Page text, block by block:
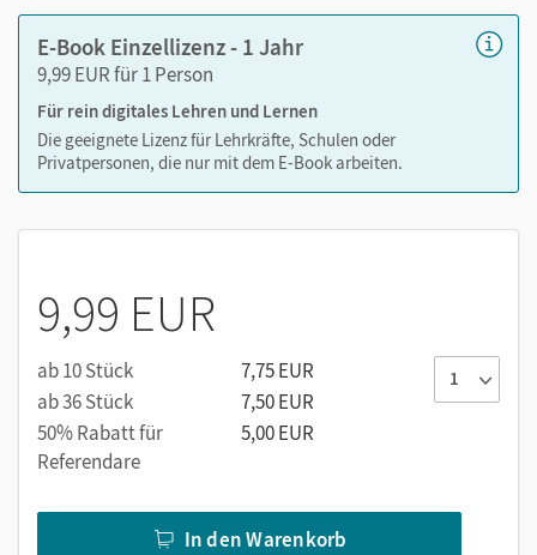
Medien in diesem E-Book:
Erklärfilme
Audios
E-Book Einzellizenz - 1 Jahr
9,99 EUR für 1 Person
Für rein digitales Lehren und Lernen
Die geeignete Lizenz für Lehrkräfte, Schulen oder
Privatpersonen, die nur mit dem E-Book arbeiten.
9,99 EUR
ab 10 Stück
7,75 EUR
ab 36 Stück
7,50 EUR
50% Rabatt für
Referendare
5,00 EUR
In den Warenkorb